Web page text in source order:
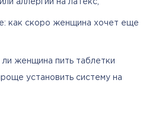
аллергии на латекс;
как скоро женщина хочет еще
ли женщина пить таблетки
установить систему на